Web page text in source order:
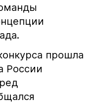
прошла
России